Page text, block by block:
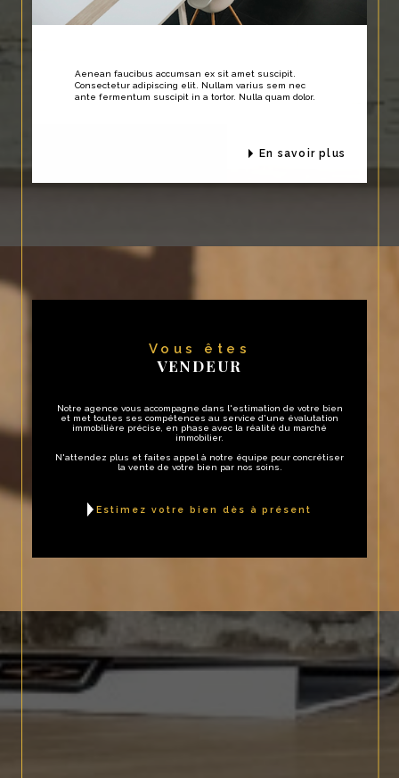
Aenean faucibus accumsan ex sit amet suscipit.
Consectetur adipiscing elit. Nullam varius sem nec
ante fermentum suscipit in a tortor. Nulla quam dolor.
en savoir plus
Vous êtes
VENDEUR
Notre agence vous accompagne dans l'estimation de votre bien
et met toutes ses compétences au service d'une évalutation
immobilière précise, en phase avec la réalité du marché
immobilier.
N'attendez plus et faites appel à notre équipe pour concrétiser
la vente de votre bien par nos soins.
estimez votre bien dès à présent